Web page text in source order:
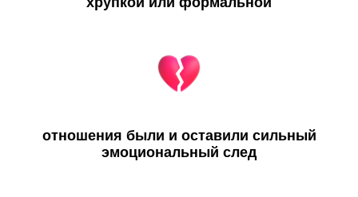
отношения были и оставили сильный
эмоциональный след